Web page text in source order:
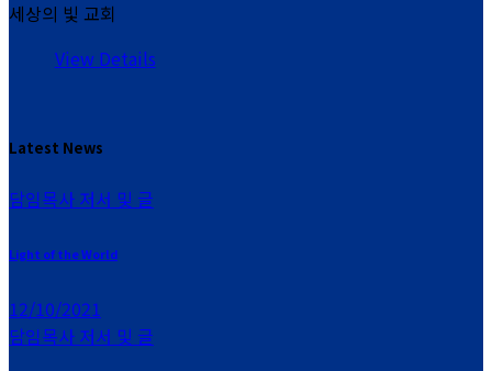
세상의 빛 교회
View Details
Latest News
담임목사 저서 및 글
Light of the World
12/10/2021
담임목사 저서 및 글